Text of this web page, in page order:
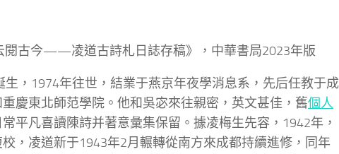
閱古今——凌道古詩札日誌存稿》，中華書局2023年版
生，1974年往世，結業于燕京年夜學消息系，先后任教于成
慶東北師范學院。他和吳宓來往親密，英文甚佳，舊個人
平凡喜讀陳詩并著意彙集保留。據凌梅生先容，1942年，
，凌道新于1943年2月輾轉從南方來成都持續進修，同年